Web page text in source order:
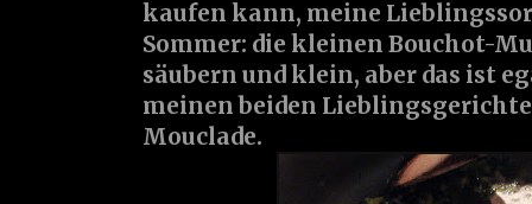
kaufen kann, meine
Sommer: die kleinen Bouchot-
säubern und klein, aber das ist
meinen beiden
Mouclade.